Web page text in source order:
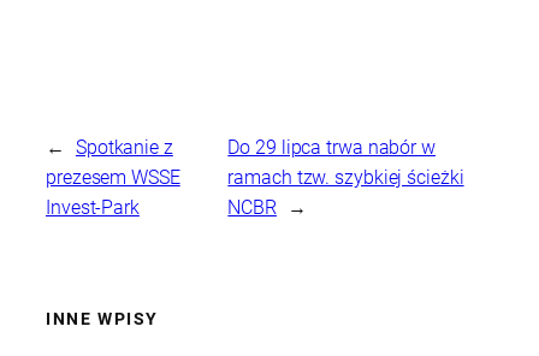
←
Spotkanie z
prezesem WSSE
Invest-Park
Do 29 lipca trwa nabór w
ramach tzw. szybkiej ścieżki
NCBR
→
INNE WPISY